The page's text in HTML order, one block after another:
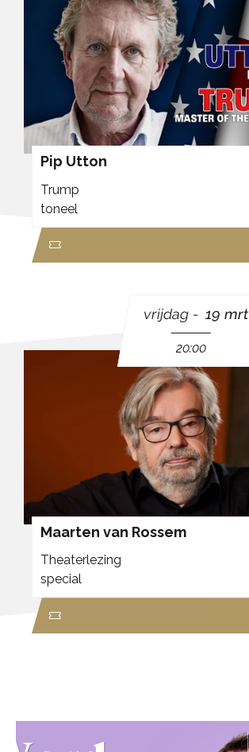
Pip Utton
Trump
toneel
vrijdag 19 mrt
20:00
Maarten van Rossem
Theaterlezing
special